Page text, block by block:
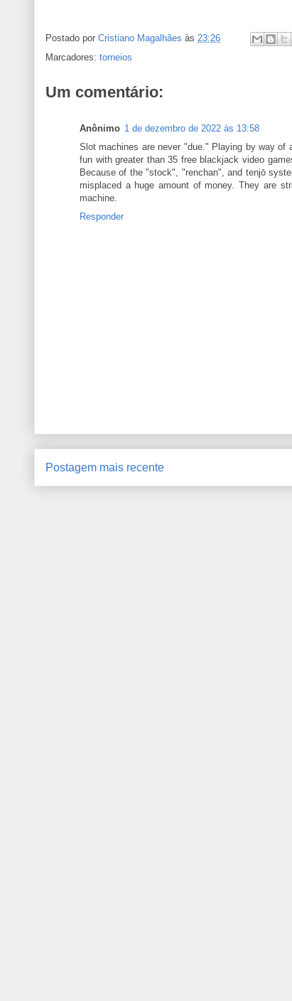
Postado por Cristiano Magalhães às 23:26
Marcadores: torneios
Um comentário:
Anônimo 1 de dezembro de 2022 às 13:58
Slot machines are never "due." Playing by way of
fun with greater than 35 free blackjack video
Because of the "stock", "renchan", and tenjō
misplaced a huge amount of money. They are
machine.
Responder
Postagem mais recente